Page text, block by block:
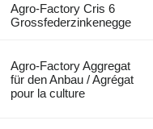
Agro-Factory Cris 6
Grossfederzinkenegge
Agro-Factory Aggregat
für den Anbau / Agrégat
pour la culture